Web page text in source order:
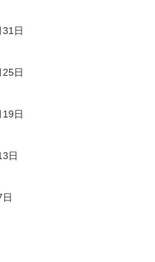
日
日
日
日